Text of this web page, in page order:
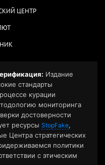
ЦЕНТР
Издание
стандарты
курации
мониторинга
достоверности
ресурсы StopFake,
Центра стратегических
политики
с этическим